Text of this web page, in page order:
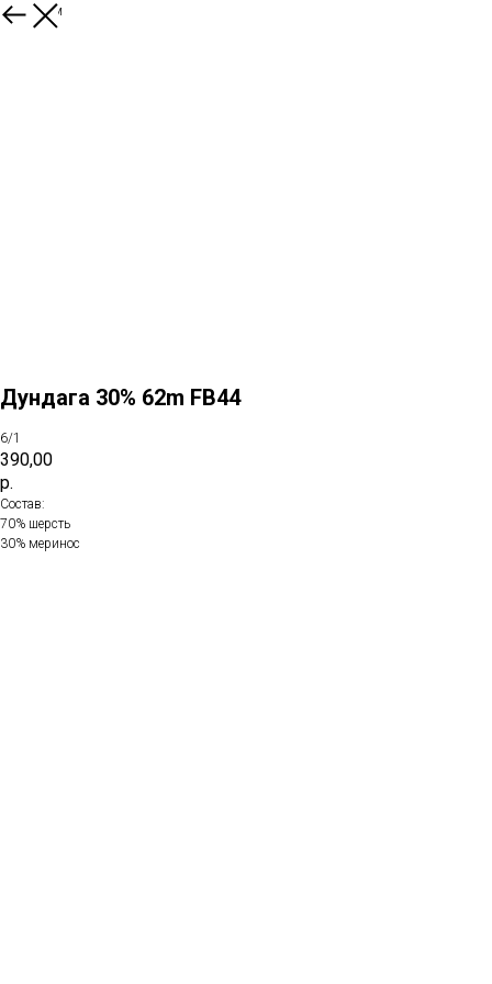
К товарам
Дундага 30% 62m FB44
6/1
390,00
р.
Состав:
70% шерсть
30% меринос